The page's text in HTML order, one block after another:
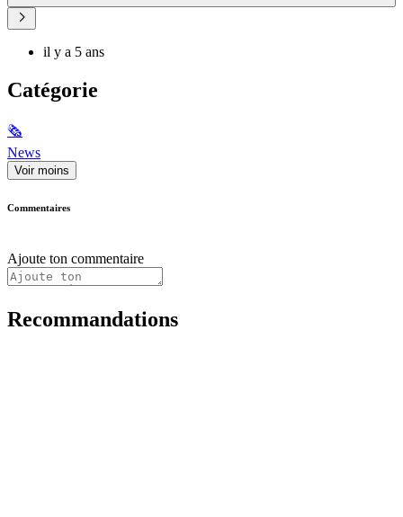
il y a 5 ans
Catégorie
🗞
News
Voir moins
Commentaires
Ajoute ton commentaire
Recommandations